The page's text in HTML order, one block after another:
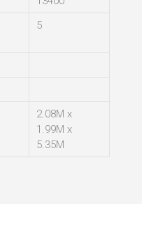
5
2.08M x
1.99M x
5.35M